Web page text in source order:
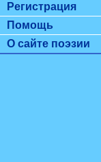
Регистрация
Помощь
О сайте поэзии